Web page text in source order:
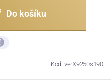
Do košíku
Kód: verX9250s190